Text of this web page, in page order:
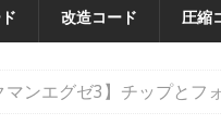
改造コード 圧縮
マンエグゼ3】チップとフ